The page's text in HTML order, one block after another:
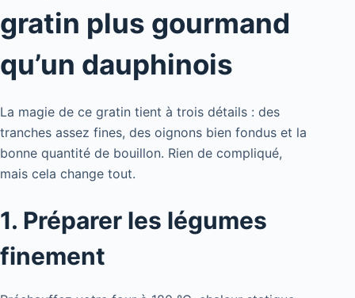
gratin plus gourmand
qu’un dauphinois
La magie de ce gratin tient à trois détails : des
tranches assez fines, des oignons bien fondus et la
bonne quantité de bouillon. Rien de compliqué,
mais cela change tout.
1. Préparer les légumes
finement